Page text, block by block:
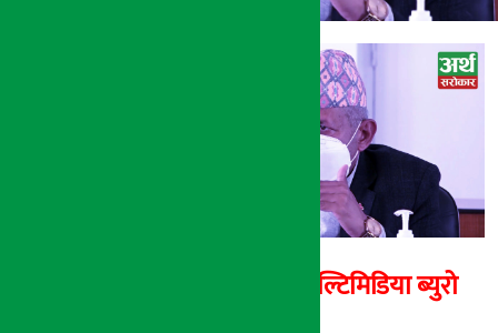
अर्थ सरोकार मल्टिमिडिया ब्युरो